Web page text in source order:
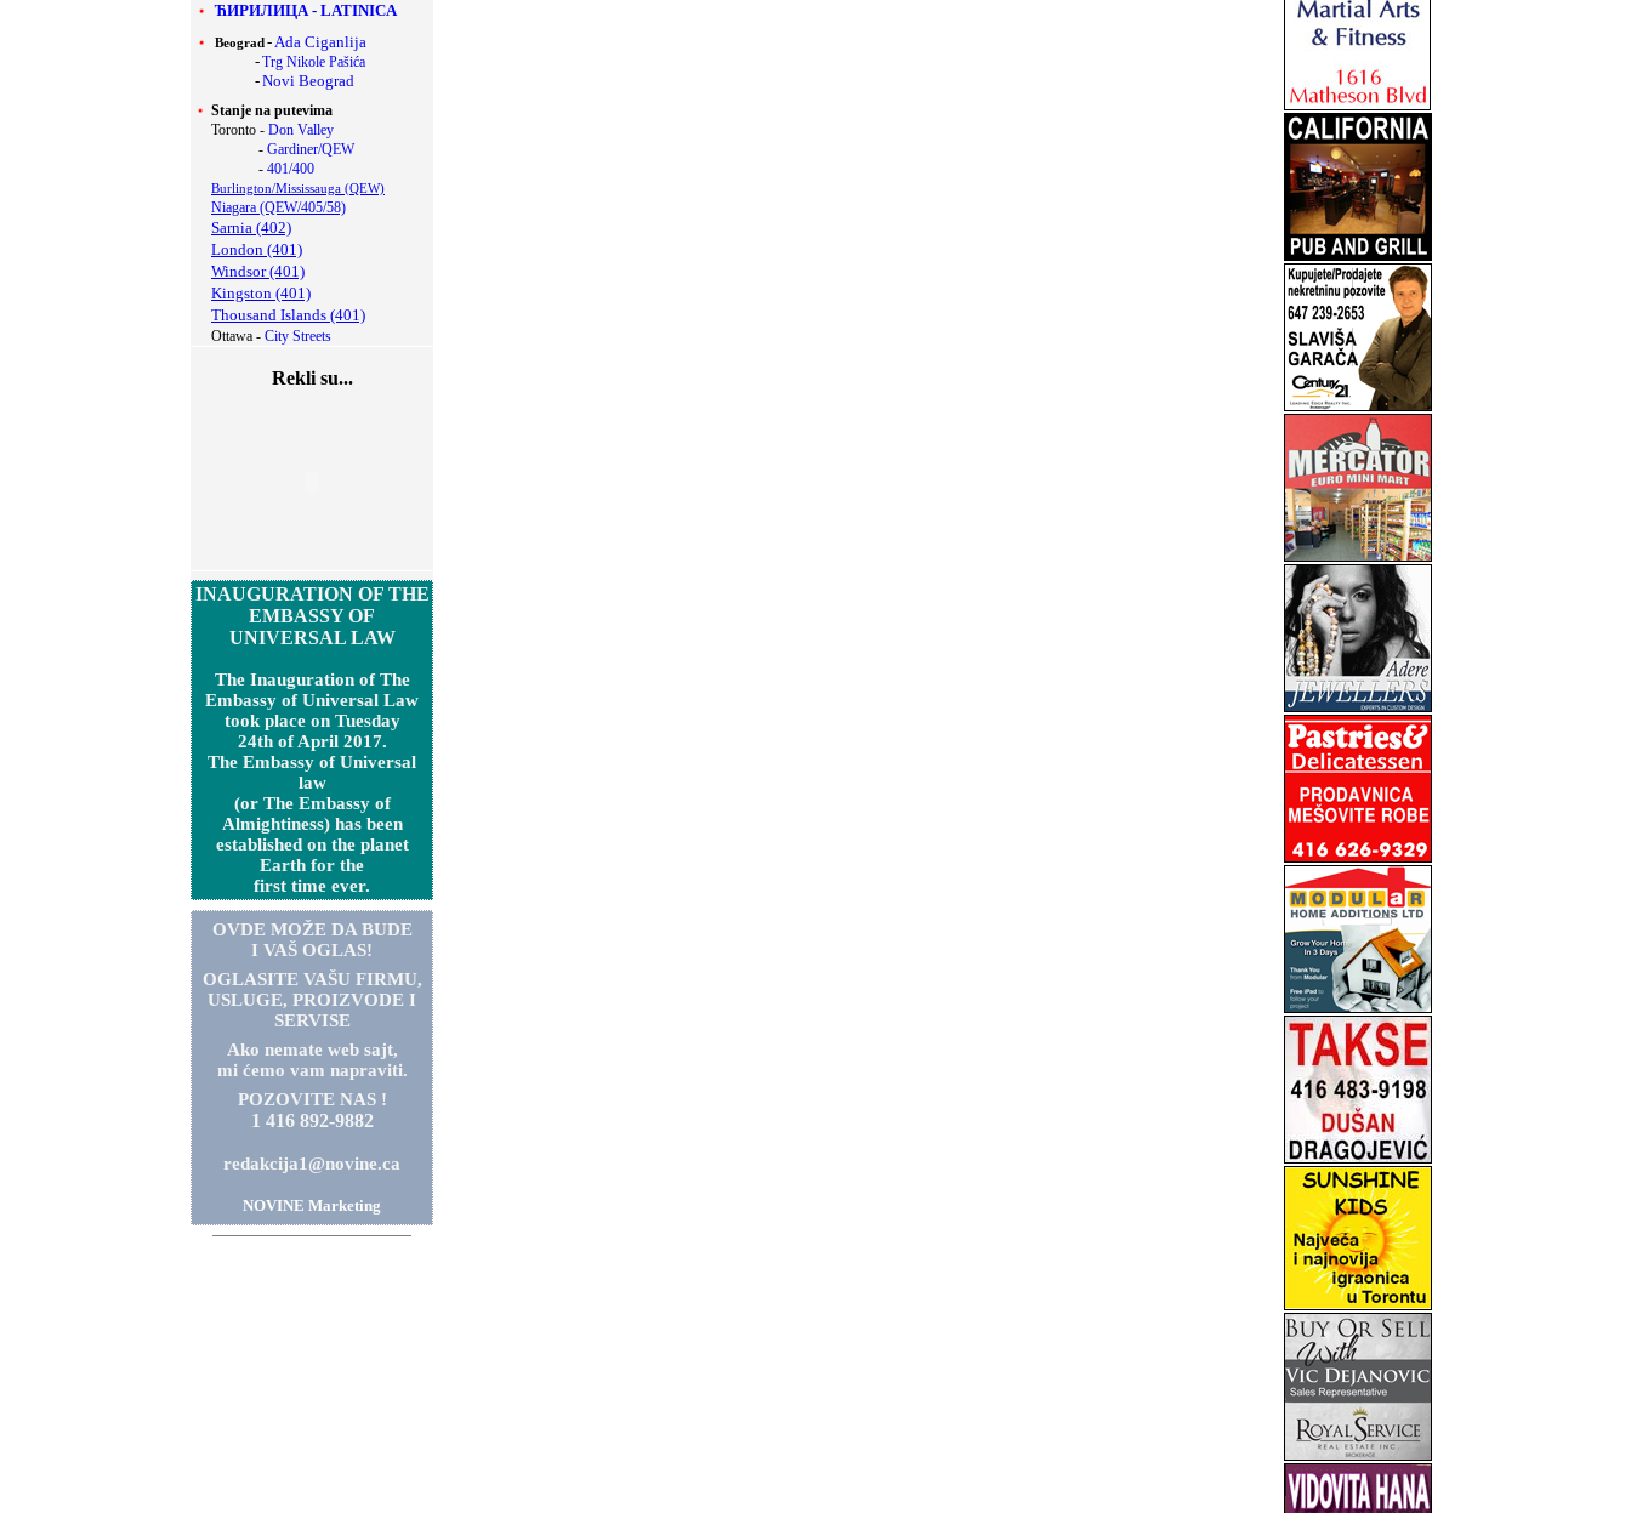
ЋИРИЛИЦА - LATINICA
Beograd -Ada Ciganlija
-Trg Nikole Pašića
-Novi Beograd
Stanje na putevima
Toronto - Don Valley
- Gardiner/QEW
- 401/400
Burlington/Mississauga (QEW)
Niagara (QEW/405/58)
Sarnia (402)
London (401)
Windsor (401)
Kingston (401)
Thousand Islands (401)
Ottawa - City Streets
Rekli su...
INAUGURATION OF THE
EMBASSY OF
UNIVERSAL LAW
The Inauguration of The
Embassy of Universal Law
took place on Tuesday
24th of April 2017.
The Embassy of Universal
law
(or The Embassy of
Almightiness) has been
established on the planet
Earth for the
first time ever.
OVDE MOŽE DA BUDE
I VAŠ OGLAS!
OGLASITE VAŠU FIRMU,
USLUGE, PROIZVODE I
SERVISE
Ako nemate web sajt,
mi ćemo vam napraviti.
POZOVITE NAS !
1 416 892-9882
redakcija1@novine.ca
NOVINE Marketing